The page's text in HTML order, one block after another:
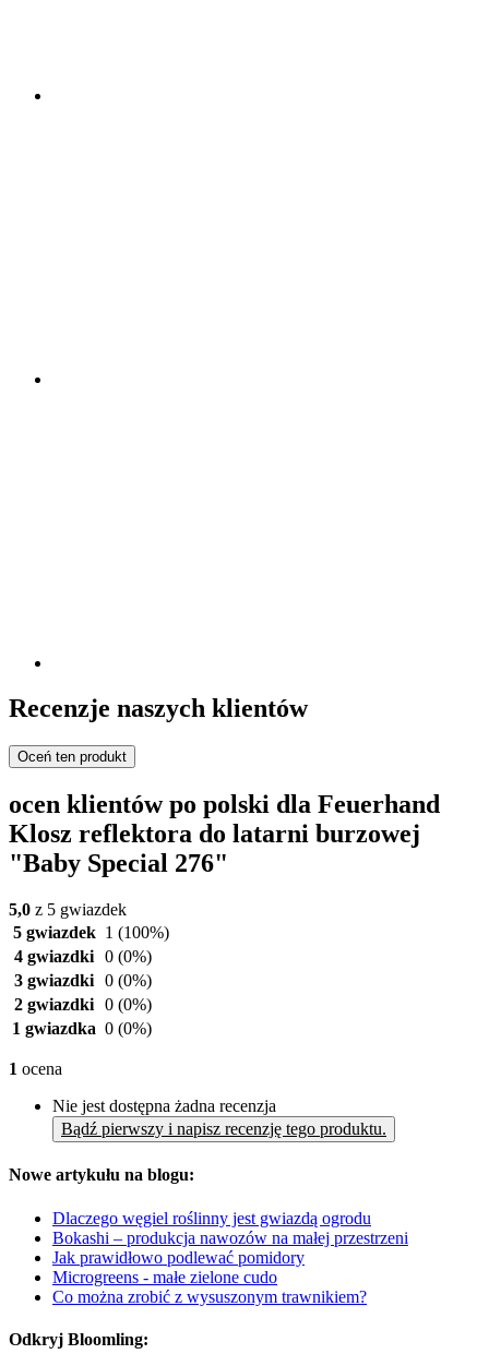
Recenzje naszych klientów
Oceń ten produkt
ocen klientów po polski dla Feuerhand
Klosz reflektora do latarni burzowej
"Baby Special 276"
5,0 z 5 gwiazdek
5 gwiazdek 1 (100%)
4 gwiazdki 0 (0%)
3 gwiazdki 0 (0%)
2 gwiazdki 0 (0%)
1 gwiazdka 0 (0%)
1 ocena
Nie jest dostępna żadna recenzja
Bądź pierwszy i napisz recenzję tego produktu.
Nowe artykułu na blogu:
Dlaczego węgiel roślinny jest gwiazdą ogrodu
Bokashi – produkcja nawozów na małej przestrzeni
Jak prawidłowo podlewać pomidory
Microgreens - małe zielone cudo
Co można zrobić z wysuszonym trawnikiem?
Odkryj Bloomling: